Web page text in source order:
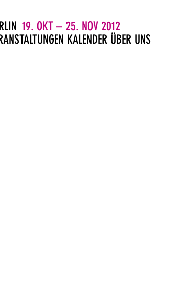
19. OKT – 25. NOV 2012
KALENDER ÜBER UNS